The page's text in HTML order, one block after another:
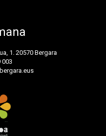
1. 20570 Bergara
003